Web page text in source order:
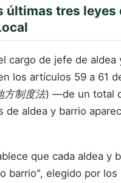
últimas tres leyes
cargo de jefe de aldea
los artículos 59 a 61
方制度法) —de un total
de aldea y barrio
que cada aldea y
barrio", elegido por los